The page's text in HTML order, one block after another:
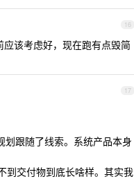
16
该考虑好，现在跑有点毁简
17
跟随了线索。系统产品本身
到交付物到底长啥样。其实我